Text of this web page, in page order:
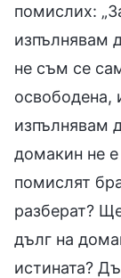
помислих:
изпълнявам
не съм се
освободена,
изпълнявам
домакин не
помислят
разберат?
дълг на
истината?